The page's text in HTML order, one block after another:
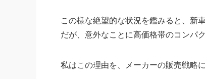
この様な絶望的な状況を鑑みると、新
だが、意外なことに高価格帯のコンパ
私はこの理由を、メーカーの販売戦略